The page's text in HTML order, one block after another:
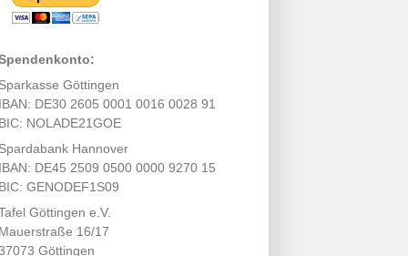
Sparkasse Göttingen
IBAN: DE30 2605 0001 0016 0028 91
BIC: NOLADE21GOE
Spardabank Hannover
IBAN: DE45 2509 0500 0000 9270 15
BIC: GENODEF1S09
Göttingen e.V.
Mauerstraße 16/17
Göttingen